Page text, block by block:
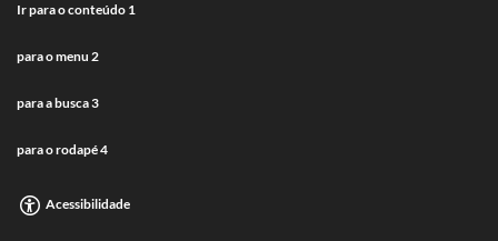
Ir para o conteúdo 1
para o menu 2
para a busca3
para o rodapé4
Acessibilidade